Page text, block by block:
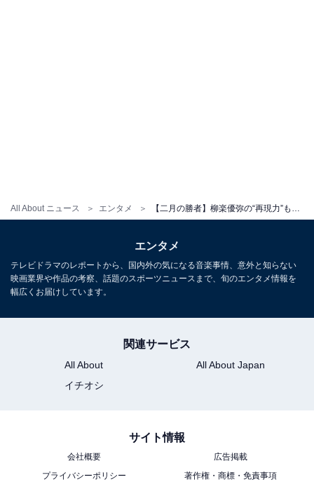
All About ニュース エンタメ
ですが、Ｒの生徒はお客さんとして、楽しくお勉強させ
最下位のRクラスの生徒は「お客さん」という黒木の言
葉は冷酷にも感じます。一方で、楽しく前向きに勉強す
て考えさせられた第2話となりました。
「早実に入って甲子園行きたい。早実のユニフォーム、
エンタメ
テレビドラマのレポートから、国内外の気になる音楽事情、意外と知らない
映画業界や作品の考察、話題のスポーツニュースまで、旬のエンタメ情報を
幅広くお届けしています。
関連サービス
All About
All About Japan
イチオシ
サイト情報
会社概要
広告掲載
プライバシーポリシー
著作権・商標・免責事項